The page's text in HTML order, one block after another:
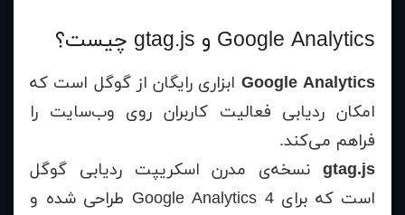
Google Analytics و gtag.js چیست؟
Google Analytics ابزاری رایگان از گوگل است که
امکان ردیابی فعالیت کاربران روی وب‌سایت را
فراهم می‌کند.
gtag.js نسخه‌ی مدرن اسکریپت ردیابی گوگل
است که برای Google Analytics 4 طراحی شده و